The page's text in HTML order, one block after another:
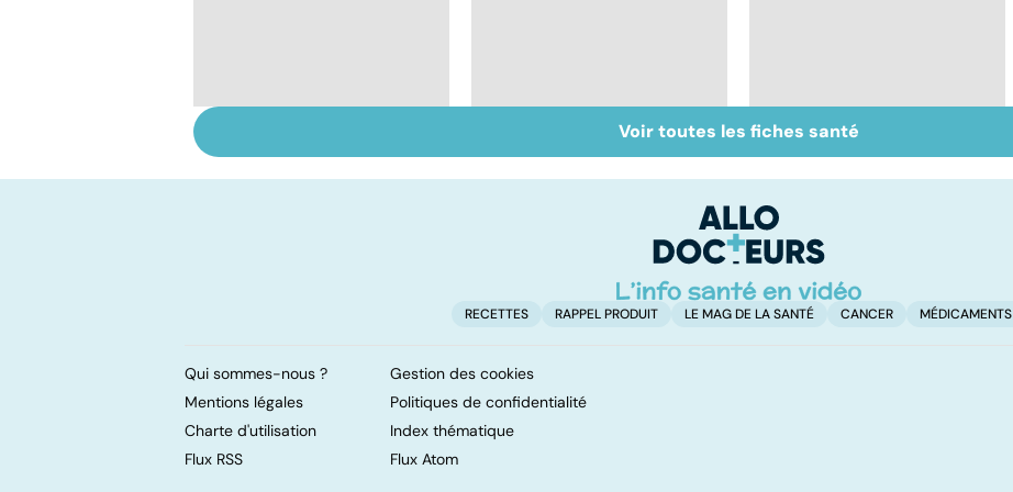
oligo-élément vital
Intestin irritable : le
régime FODMAP, une
Alimentation : le péril
jeûne ?
Voir toutes les fiches santé
RECETTES RAPPEL PRODUIT LE MAG DE LA SANTÉ CANCER MÉDICAMENTS
Qui sommes-nous ?
Gestion des cookies
Mentions légales
Politiques de confidentialité
Charte d'utilisation
Index thématique
Flux RSS
Flux Atom